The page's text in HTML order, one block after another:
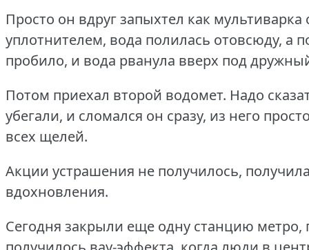
Просто он вдруг запыхтел как мультиварка
уплотнителем, вода полилась отовсюду, а
пробило, и вода рванула вверх под
Потом приехал второй водомет. Надо
убегали, и сломался он сразу, из него
всех щелей.
Акции устрашения не получилось,
вдохновления.
Сегодня закрыли еще одну станцию метро,